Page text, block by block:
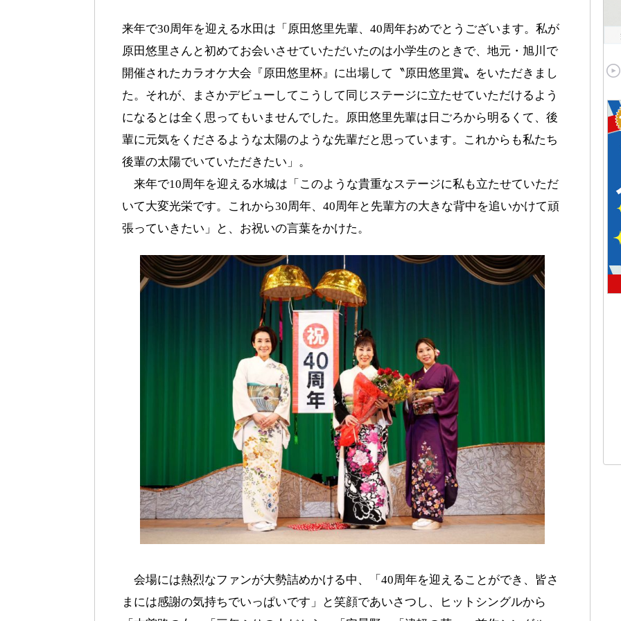
来年で30周年を迎える水田は「原田悠里先輩、40周年おめでとうございます。私が
原田悠里さんと初めてお会いさせていただいたのは小学生のときで、地元・旭川で
開催されたカラオケ大会『原田悠里杯』に出場して〝原田悠里賞〟をいただきまし
た。それが、まさかデビューしてこうして同じステージに立たせていただけるよう
になるとは全く思ってもいませんでした。原田悠里先輩は日ごろから明るくて、後
輩に元気をくださるような太陽のような先輩だと思っています。これからも私たち
後輩の太陽でいていただきたい」。
来年で10周年を迎える水城は「このような貴重なステージに私も立たせていただ
いて大変光栄です。これから30周年、40周年と先輩方の大きな背中を追いかけて頑
張っていきたい」と、お祝いの言葉をかけた。
会場には熱烈なファンが大勢詰めかける中、「40周年を迎えることができ、皆さ
まには感謝の気持ちでいっぱいです」と笑顔であいさつし、ヒットシングルから